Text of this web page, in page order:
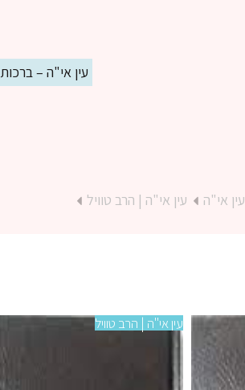
עין אי"ה –
עין אי"ה עין אי"ה | הרב טוויל
עין אי"ה | הרב טוויל